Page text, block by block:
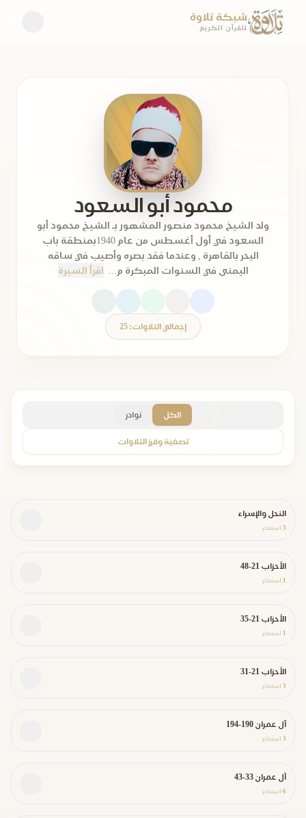
شبكة تلاوة
للقرآن الكريم
محمود أبو السعود
ولد الشيخ محمود منصور المشهور بـ الشيخ محمود أبو
السعود في أول أغسطس من عام 1940بمنطقة باب
البحر بالقاهرة , وعندما فقد بصره وأصيب في ساقه
اليمنى في السنوات المبكرة م...
اقرأ السيرة
إجمالي التلاوات: 25
الكل نوادر
تصفية وفرز التلاوات
النحل والإسراء
3 استماع
الأحزاب 21-48
1 استماع
الأحزاب 21-35
1 استماع
الأحزاب 21-31
3 استماع
آل عمران 190-194
3 استماع
آل عمران 33-43
6 استماع